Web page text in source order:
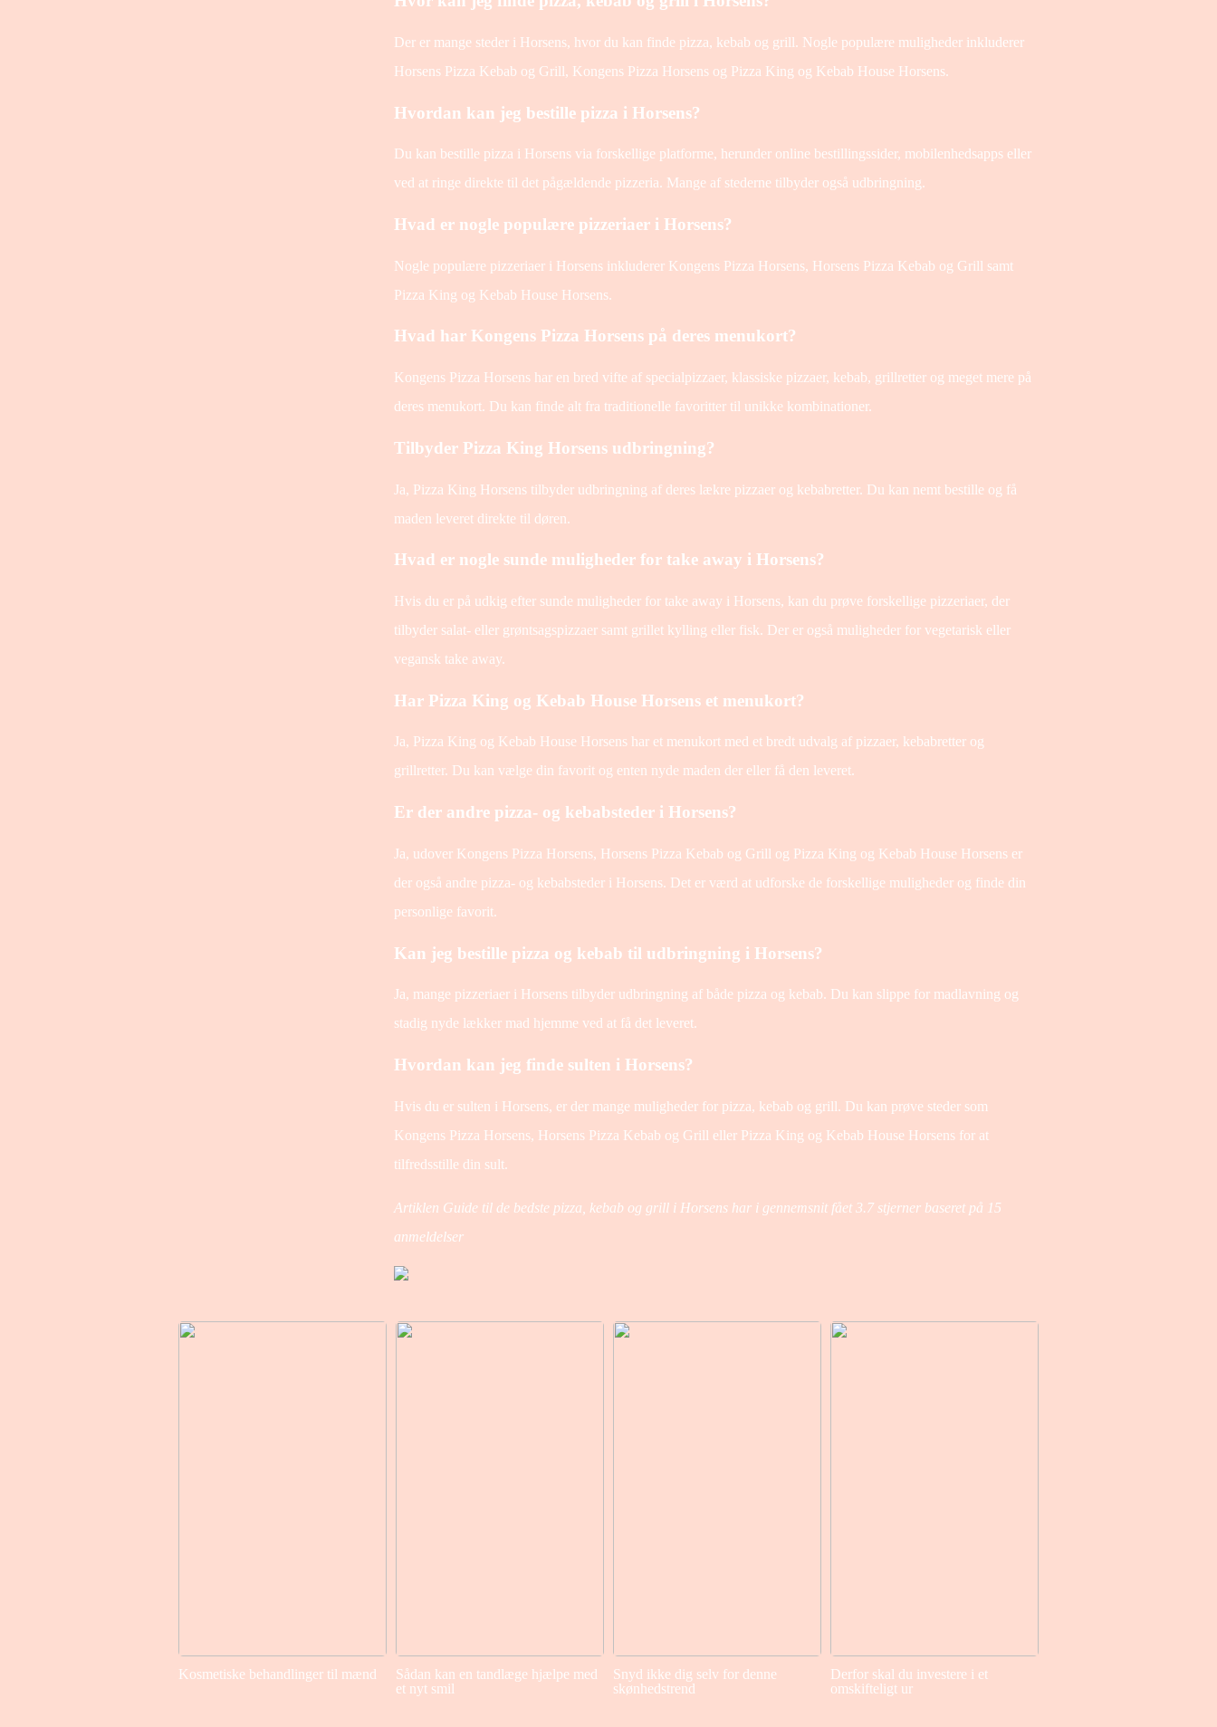
Der er mange steder i Horsens, hvor du kan finde pizza, kebab og grill. Nogle populære muligheder inkluderer
Horsens Pizza Kebab og Grill, Kongens Pizza Horsens og Pizza King og Kebab House Horsens.
Hvordan kan jeg bestille pizza i Horsens?
Du kan bestille pizza i Horsens via forskellige platforme, herunder online bestillingssider, mobilenhedsapps eller
ved at ringe direkte til det pågældende pizzeria. Mange af stederne tilbyder også udbringning.
Hvad er nogle populære pizzeriaer i Horsens?
Nogle populære pizzeriaer i Horsens inkluderer Kongens Pizza Horsens, Horsens Pizza Kebab og Grill samt
Pizza King og Kebab House Horsens.
Hvad har Kongens Pizza Horsens på deres menukort?
Kongens Pizza Horsens har en bred vifte af specialpizzaer, klassiske pizzaer, kebab, grillretter og meget mere på
deres menukort. Du kan finde alt fra traditionelle favoritter til unikke kombinationer.
Tilbyder Pizza King Horsens udbringning?
Ja, Pizza King Horsens tilbyder udbringning af deres lækre pizzaer og kebabretter. Du kan nemt bestille og få
maden leveret direkte til døren.
Hvad er nogle sunde muligheder for take away i Horsens?
Hvis du er på udkig efter sunde muligheder for take away i Horsens, kan du prøve forskellige pizzeriaer, der
tilbyder salat- eller grøntsagspizzaer samt grillet kylling eller fisk. Der er også muligheder for vegetarisk eller
vegansk take away.
Har Pizza King og Kebab House Horsens et menukort?
Ja, Pizza King og Kebab House Horsens har et menukort med et bredt udvalg af pizzaer, kebabretter og
grillretter. Du kan vælge din favorit og enten nyde maden der eller få den leveret.
Er der andre pizza- og kebabsteder i Horsens?
Ja, udover Kongens Pizza Horsens, Horsens Pizza Kebab og Grill og Pizza King og Kebab House Horsens er
der også andre pizza- og kebabsteder i Horsens. Det er værd at udforske de forskellige muligheder og finde din
personlige favorit.
Kan jeg bestille pizza og kebab til udbringning i Horsens?
Ja, mange pizzeriaer i Horsens tilbyder udbringning af både pizza og kebab. Du kan slippe for madlavning og
stadig nyde lækker mad hjemme ved at få det leveret.
Hvordan kan jeg finde sulten i Horsens?
Hvis du er sulten i Horsens, er der mange muligheder for pizza, kebab og grill. Du kan prøve steder som
Kongens Pizza Horsens, Horsens Pizza Kebab og Grill eller Pizza King og Kebab House Horsens for at
tilfredsstille din sult.
Artiklen Guide til de bedste pizza, kebab og grill i Horsens har i gennemsnit fået 3.7stjerner baseret på 15
anmeldelser
Kosmetiske behandlinger til mænd
Sådan kan en tandlæge hjælpe med
et nyt smil
Snyd ikke dig selv for denne
skønhedstrend
Derfor skal du investere i et
omskifteligt ur